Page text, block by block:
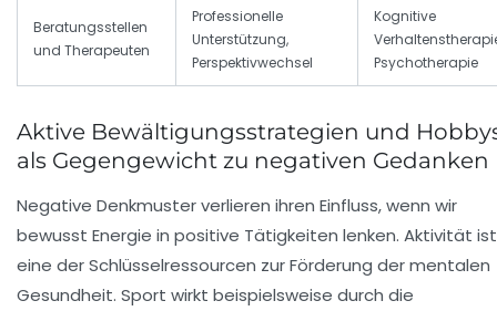
Beratungsstellen
und Therapeuten
Professionelle
Unterstützung,
Perspektivwechsel
Kognitive
Psychotherapie
Aktive Bewältigungsstrategien und
als Gegengewicht zu negativen Gedanken
Negative Denkmuster verlieren ihren Einfluss, wenn wir
bewusst Energie in positive Tätigkeiten lenken. Aktivität ist
eine der Schlüsselressourcen zur Förderung der mentalen
Gesundheit. Sport wirkt beispielsweise durch die